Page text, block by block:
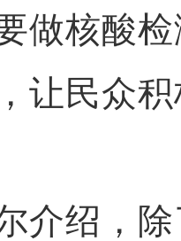
做核酸
让民众
绍，除